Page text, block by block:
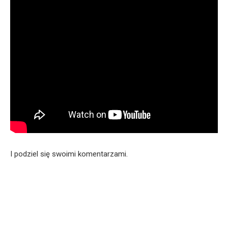
I podziel się swoimi komentarzami.